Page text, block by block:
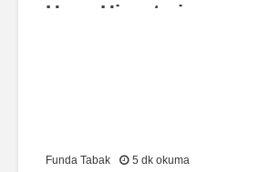
Hazır Hissetmiyor
Funda Tabak 5 dk okuma